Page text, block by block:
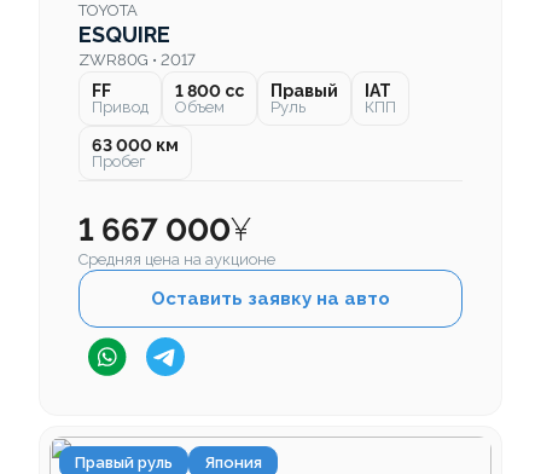
TOYOTA
ESQUIRE
ZWR80G • 2017
FF
Привод
1 800 cc
Объем
Правый
Руль
IAT
КПП
63 000 км
Пробег
1 667 000¥
Средняя цена на аукционе
Оставить заявку на авто
Правый руль Япония